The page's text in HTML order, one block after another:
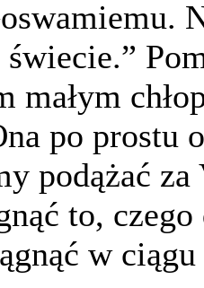
małym
po prostu
podążać
to,
w